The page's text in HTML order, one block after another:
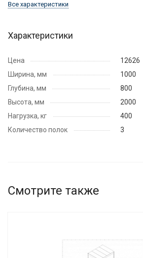
Все характеристики
Характеристики
Цена
12626
Ширина, мм
1000
Глубина, мм
800
Высота, мм
2000
Нагрузка, кг
400
Количество полок
3
Смотрите также